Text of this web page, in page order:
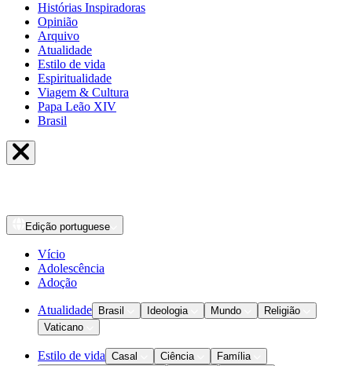
Histórias Inspiradoras
Opinião
Arquivo
Atualidade
Estilo de vida
Espiritualidade
Viagem & Cultura
Papa Leão XIV
Brasil
Edição portuguese
Vício
Adolescência
Adoção
Atualidade Brasil Ideologia Mundo
Religião
Vaticano
Estilo de vida Casal Ciência
Família